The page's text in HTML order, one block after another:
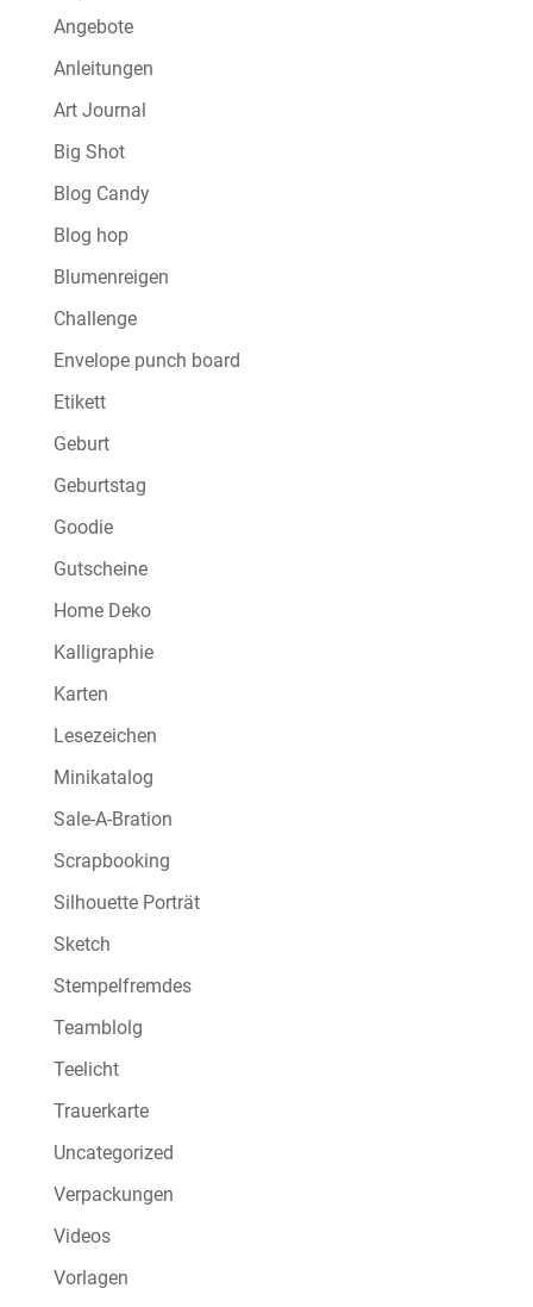
Angebote
Anleitungen
Art Journal
Big Shot
Blog Candy
Blog hop
Blumenreigen
Challenge
Envelope punch board
Etikett
Geburt
Geburtstag
Goodie
Gutscheine
Home Deko
Kalligraphie
Karten
Lesezeichen
Minikatalog
Sale-A-Bration
Scrapbooking
Silhouette Porträt
Sketch
Stempelfremdes
Teamblolg
Teelicht
Trauerkarte
Uncategorized
Verpackungen
Videos
Vorlagen